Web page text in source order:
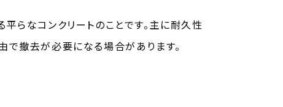
らなコンクリートのことです。主に耐久性
撤去が必要になる場合があります。